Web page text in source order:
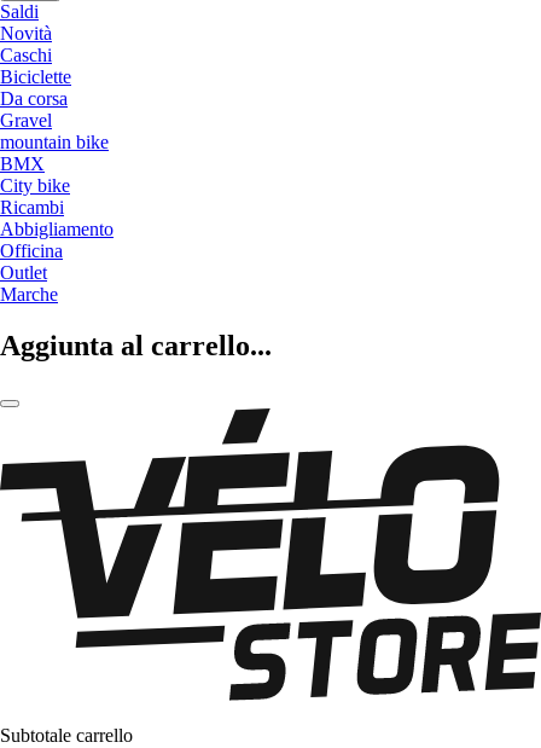
Saldi
Novità
Caschi
Biciclette
Da corsa
Gravel
mountain bike
BMX
City bike
Ricambi
Abbigliamento
Officina
Outlet
Marche
Aggiunta al carrello...
Subtotale carrello